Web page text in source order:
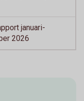
januari-
2026